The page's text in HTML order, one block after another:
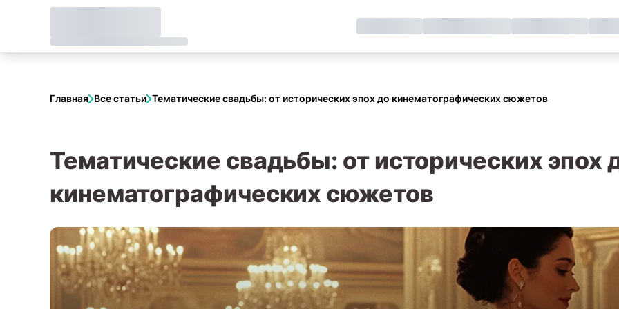
Главная Все статьи Тематические свадьбы: от исторических эпох до кинематографических сюжетов
Тематические свадьбы: от исторических эпох
кинематографических сюжетов